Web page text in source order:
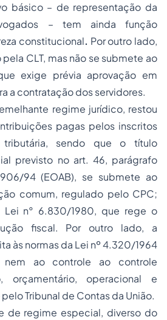
básico – de representação da
– tem ainda função
constitucional. Por outro lado,
CLT, mas não se submete ao
exige prévia aprovação em
a contratação dos servidores.
regime jurídico, restou
pagas pelos inscritos
tributária, sendo que o título
previsto no art. 46, parágrafo
94 (EOAB), se submete ao
comum, regulado pelo CPC;
n° 6.830/1980, que rege o
fiscal. Por outro lado, a
às normas da Lei nº 4.320/1964
nem ao controle ao controle
orçamentário, operacional e
Tribunal de Contas da União.
de regime especial, diverso do